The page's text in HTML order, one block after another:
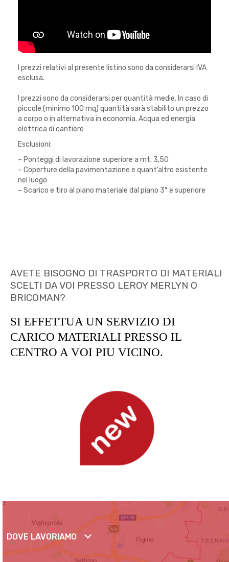
I prezzi relativi al presente listino sono da considerarsi IVA
esclusa.
I prezzi sono da considerarsi per quantità medie. In caso di
piccole (minimo 100 mq) quantità sarà stabilito un prezzo
a corpo o in alternativa in economia. Acqua ed energia
elettrica di cantiere
Esclusioni:
– Ponteggi di lavorazione superiore a mt. 3,50
– Coperture della pavimentazione e quant’altro esistente
nel luogo
– Scarico e tiro al piano materiale dal piano 3° e superiore
AVETE BISOGNO DI TRASPORTO DI MATERIALI
SCELTI DA VOI PRESSO LEROY MERLYN O
BRICOMAN?
SI EFFETTUA UN SERVIZIO DI
CARICO MATERIALI PRESSO IL
CENTRO A VOI PIU VICINO.
DOVE LAVORIAMO